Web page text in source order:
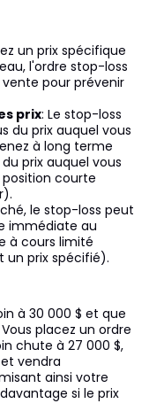
un prix spécifique
l'ordre stop-loss
pour prévenir
prix: Le stop-loss
du prix auquel vous
à long terme
prix auquel vous
courte
le stop-loss peut
immédiate au
à cours limité
prix spécifié).
à 30 000 $ et que
placez un ordre
chute à 27 000 $,
vendra
ainsi votre
si le prix